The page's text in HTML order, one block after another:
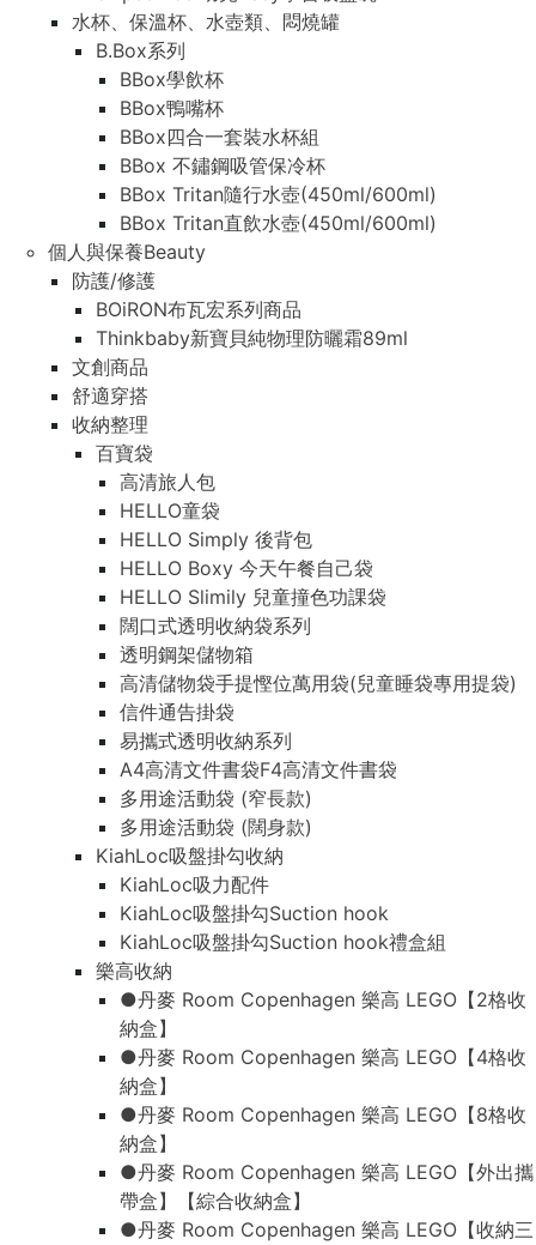
水杯、保溫杯、水壺類、悶燒罐
B.Box系列
BBox學飲杯
BBox鴨嘴杯
BBox四合一套裝水杯組
BBox 不鏽鋼吸管保冷杯
BBox Tritan隨行水壺(450ml/600ml)
BBox Tritan直飲水壺(450ml/600ml)
個人與保養Beauty
防護/修護
BOiRON布瓦宏系列商品
Thinkbaby新寶貝純物理防曬霜89ml
文創商品
舒適穿搭
收納整理
百寶袋
高清旅人包
HELLO童袋
HELLO Simply 後背包
HELLO Boxy 今天午餐自己袋
HELLO Slimily 兒童撞色功課袋
闊口式透明收納袋系列
透明鋼架儲物箱
高清儲物袋手提慳位萬用袋(兒童睡袋專用提袋)
信件通告掛袋
易攜式透明收納系列
A4高清文件書袋F4高清文件書袋
多用途活動袋 (窄長款)
多用途活動袋 (闊身款)
KiahLoc吸盤掛勾收納
KiahLoc吸力配件
KiahLoc吸盤掛勾Suction hook
KiahLoc吸盤掛勾Suction hook禮盒組
樂高收納
●丹麥 Room Copenhagen 樂高 LEGO【2格收
納盒】
●丹麥 Room Copenhagen 樂高 LEGO【4格收
納盒】
●丹麥 Room Copenhagen 樂高 LEGO【8格收
納盒】
●丹麥 Room Copenhagen 樂高 LEGO【外出攜
帶盒】【綜合收納盒】
●丹麥 Room Copenhagen 樂高 LEGO【收納三